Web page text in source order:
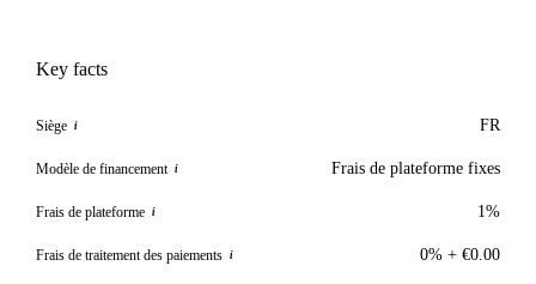
Key facts
Siège i FR
Modèle de financement i Frais de plateforme fixes
Frais de plateforme i 1%
Frais de traitement des paiements i 0% + €0.00